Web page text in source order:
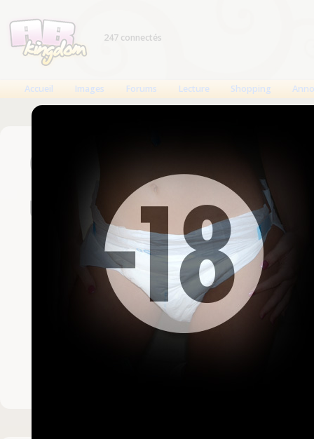
247 connectés
Accueil Images Forums Lecture Shopping
Connexion
Un compte est
Nom d'utilisateur
Mot de passe